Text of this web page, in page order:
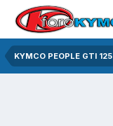
KYMCO PEOPLE GTI 125